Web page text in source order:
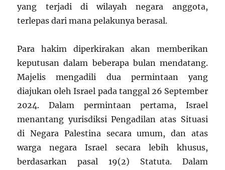
yang terjadi di wilayah negara anggota,
terlepas dari mana pelakunya berasal.
Para hakim diperkirakan akan memberikan
keputusan dalam beberapa bulan mendatang.
Majelis mengadili dua permintaan yang
diajukan oleh Israel pada tanggal 26 September
2024. Dalam permintaan pertama, Israel
menantang yurisdiksi Pengadilan atas Situasi
di Negara Palestina secara umum, dan atas
warga negara Israel secara lebih khusus,
berdasarkan pasal 19(2) Statuta. Dalam